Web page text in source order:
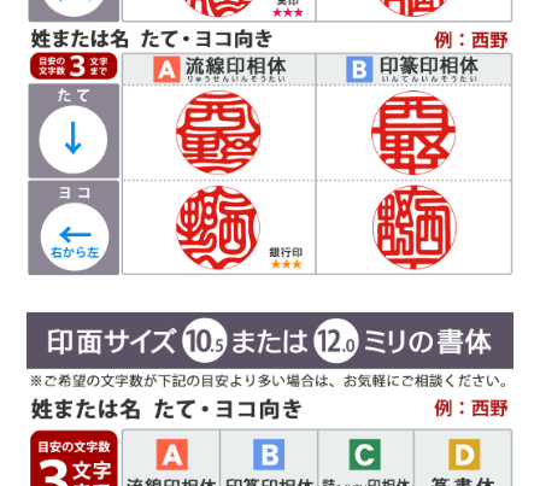
印相体を読みやすくした西野工房独自の書体で
す。認印によく使用され、他の書体より判読性が
高い書体になり、社内文書などの確認印としての
使用をお勧めしています。
Ｄ篆書体 （てんしょたい）
実印や銀行印によく使用されます。西野工房で
は、篆書体の中でも印篆を使用し作成していま
す。厳粛で、格調高い印章としてよく使われま
す。紙幣に捺される由緒正しき書体です。彫刻を
行う文字数やバランスによって、書体サンプルと
は異なり「上下左右の余白が広い場合や狭い場
合」がありますので、ご希望があるお客様は備考